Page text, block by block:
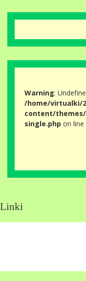
Warning:
/home/virtualki/
content/themes/
single.php on line
Linki